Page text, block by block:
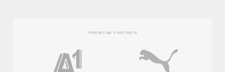
PREMIUM PARTNER